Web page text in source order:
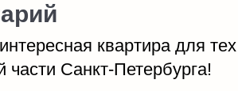
квартира для
части Санкт-Петербурга!